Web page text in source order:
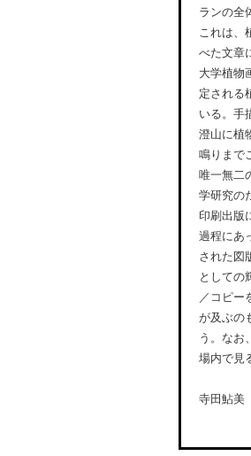
ランの全
これは、
べた文章
大学植物
定される
いる。手
澄山に植
鳴りまで
唯一無二
学研究の
印刷出版
過程にあ
された図
としての
／コピー
が及ぶの
う。なお
場内で見
寺田鮎美